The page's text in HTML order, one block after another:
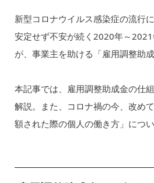
新型コロナウイルス感染症の流行
安定せず不安が続く2020年～
が、事業主を助ける「雇用調整助成
本記事では、雇用調整助成金の仕
解説。また、コロナ禍の今、改め
額された際の個人の働き方」につ